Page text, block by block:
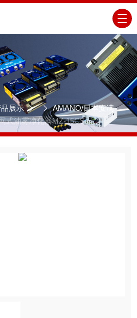
展示
AMANO/日本安满
式油雾净化器MZ-15CS